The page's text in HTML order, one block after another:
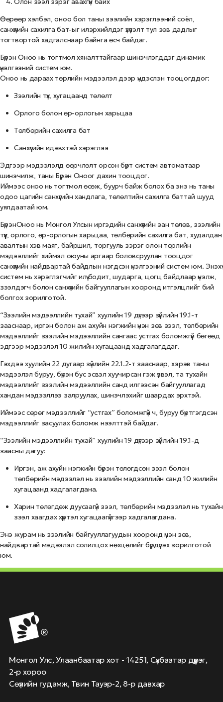
Өөрөөр хэлбэл, оноо бол таны зээлийн хэрэглээний соёл,
санхүүгийн сахилга бат-ыг илэрхийлдэг үзүүлэлт тул зөв дадлыг
тогтвортой хадгалснаар байнга өсч байдаг.
Бүрэн Оноо нь тогтмол хяналттайгаар шинэчлэгддэг динамик
үнэлгээний систем юм.
Оноо нь дараах төрлийн мэдээлэл дээр үндэслэн тооцогддог:
Зээлийн түүх, хугацаанд төлөлт
Орлого болон өр-орлогын харьцаа
Төлбөрийн сахилга бат
Санхүүгийн идэвхтэй хэрэглээ
Эдгээр мэдээлэлд өөрчлөлт орсон бүрт систем автоматаар
шинэчилж, таны Бүрэн Оноог дахин тооцдог.
Иймээс оноо нь тогтмол өсөж, буурч байж болох ба энэ нь таны
одоо цагийн санхүүгийн хандлага, төлөлтийн сахилга баттай шууд
уялдаатай юм.
БүрэнОноо нь Монгол Улсын иргэдийн санхүүгийн зан төлөв, зээлийн
түүх, орлого, өр-орлогын харьцаа, төлбөрийн сахилга бат, худалдан
авалтын хэв маяг, байршил, торгууль зэрэг олон төрлийн
мэдээллийг хиймэл оюуны аргаар боловсруулан тооцдог
санхүүгийн найдвартай байдлын нэгдсэн үнэлгээний систем юм. Энэхүү
систем нь хэрэглэгчийг илүү бодит, шударга, цогц байдлаар үнэлж,
зээлдэгч болон санхүүгийн байгууллагын хооронд итгэлцлийг бий
болгох зорилготой.
“Зээлийн мэдээллийн тухай” хуулийн 19 дүгээр зүйлийн 19.1-т
зааснаар, иргэн болон аж ахуйн нэгжийн үнэн зөв зээл, төлбөрийн
мэдээллийг зээлийн мэдээллийн сангаас устгах боломжгүй бөгөөд
эдгээр мэдээлэл 10 жилийн хугацаанд хадгалагддаг.
Гэхдээ хуулийн 22 дугаар зүйлийн 22.1.2-т зааснаар, хэрэв таны
мэдээлэл буруу, бүрэн бус эсвэл хуучирсан гэж үзвэл, та тухайн
мэдээллийг зээлийн мэдээллийн санд илгээсэн байгууллагад
хандан мэдээллээ залруулах, шинэчлэхийг шаардах эрхтэй.
Иймээс сөрөг мэдээллийг “устгах” боломжгүй ч, буруу бүртгэгдсэн
мэдээллийг засуулах боломж нээлттэй байдаг.
“Зээлийн мэдээллийн тухай” хуулийн 19 дүгээр зүйлийн 19.1-д
заасны дагуу:
Иргэн, аж ахуйн нэгжийн бүрэн төлөгдсөн зээл болон
төлбөрийн мэдээлэл нь зээлийн мэдээллийн санд 10 жилийн
хугацаанд хадгалагдана.
Харин төлөгдөж дуусаагүй зээл, төлбөрийн мэдээлэл нь тухайн
зээл хаагдах хүртэл хугацаагүйгээр хадгалагдана.
Энэ журам нь зээлийн байгууллагуудын хооронд үнэн зөв,
найдвартай мэдээлэл солилцох нөхцөлийг бүрдүүлэх зорилготой
юм.
Монгол Улс, Улаанбаатар хот - 14251, Сүхбаатар дүүрэг,
2-р хороо
Сөүлийн гудамж, Твин Тауэр-2, 8-р давхар